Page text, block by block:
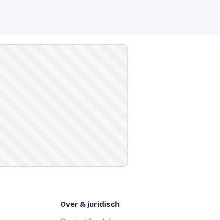
Over & juridisch